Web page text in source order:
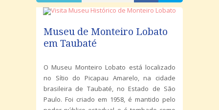
Museu de Monteiro Lobato
em Taubaté
O Museu Monteiro Lobato está localizado
no Sítio do Picapau Amarelo, na cidade
brasileira de Taubaté, no Estado de São
Paulo. Foi criado em 1958, é mantido pelo